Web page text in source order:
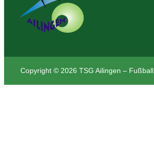
Copyright © 2026 TSG Ailingen – Fußball